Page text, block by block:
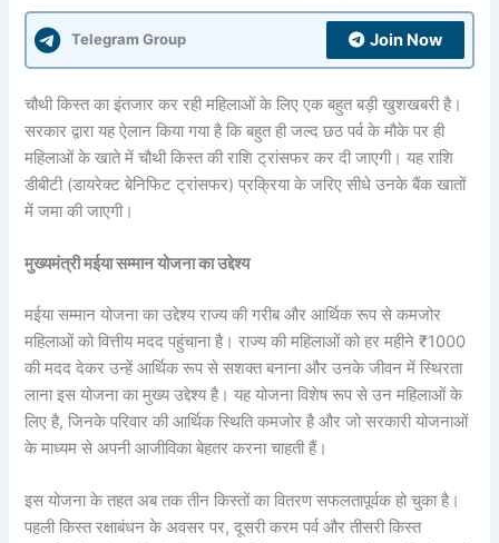
Telegram Group Join Now
चौथी किस्त का इंतजार कर रही महिलाओं के लिए एक बहुत बड़ी खुशखबरी है।
सरकार द्वारा यह ऐलान किया गया है कि बहुत ही जल्द छठ पर्व के मौके पर ही
महिलाओं के खाते में चौथी किस्त की राशि ट्रांसफर कर दी जाएगी। यह राशि
डीबीटी (डायरेक्ट बेनिफिट ट्रांसफर) प्रक्रिया के जरिए सीधे उनके बैंक खातों
में जमा की जाएगी।
मुख्यमंत्री मईया सम्मान योजना का उद्देश्य
मईया सम्मान योजना का उद्देश्य राज्य की गरीब और आर्थिक रूप से कमजोर
महिलाओं को वित्तीय मदद पहुंचाना है। राज्य की महिलाओं को हर महीने ₹1000
की मदद देकर उन्हें आर्थिक रूप से सशक्त बनाना और उनके जीवन में स्थिरता
लाना इस योजना का मुख्य उद्देश्य है। यह योजना विशेष रूप से उन महिलाओं के
लिए है, जिनके परिवार की आर्थिक स्थिति कमजोर है और जो सरकारी योजनाओं
के माध्यम से अपनी आजीविका बेहतर करना चाहती हैं।
इस योजना के तहत अब तक तीन किस्तों का वितरण सफलतापूर्वक हो चुका है।
पहली किस्त रक्षाबंधन के अवसर पर, दूसरी करम पर्व और तीसरी किस्त